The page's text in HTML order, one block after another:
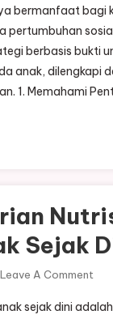
bermanfaat bagi
pertumbuhan
berbasis bukti
anak, dilengkapi
1. Memahami
Sejak
Leave A CommentOn
sejak dini